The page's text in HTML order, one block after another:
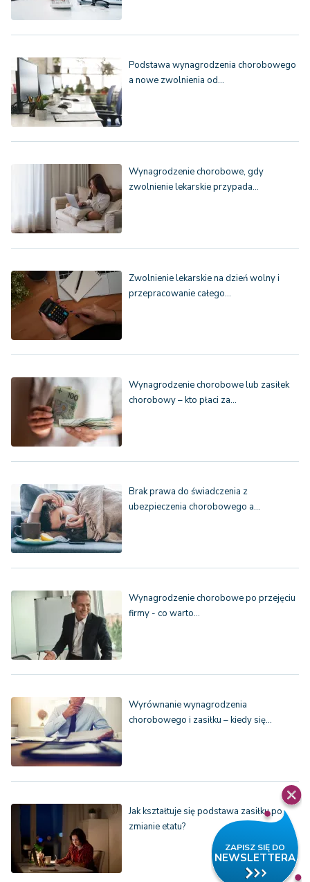
Podstawa wynagrodzenia chorobowego
a nowe zwolnienia od…
Wynagrodzenie chorobowe, gdy
zwolnienie lekarskie przypada…
Zwolnienie lekarskie na dzień wolny i
przepracowanie całego…
Wynagrodzenie chorobowe lub zasiłek
chorobowy – kto płaci za…
Brak prawa do świadczenia z
ubezpieczenia chorobowego a…
Wynagrodzenie chorobowe po przejęciu
firmy - co warto…
Wyrównanie wynagrodzenia
chorobowego i zasiłku – kiedy się…
Jak kształtuje się podstawa zasiłku po
zmianie etatu?